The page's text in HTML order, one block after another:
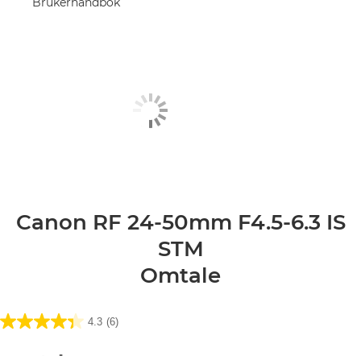
Canon RF 24-50mm F4.5-6.3 IS
STM
Omtale
4.3 (6)
4.3